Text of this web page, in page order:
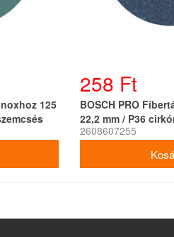
125
258 Ft
BOSCH PRO
22,2 mm / P36
2608607255